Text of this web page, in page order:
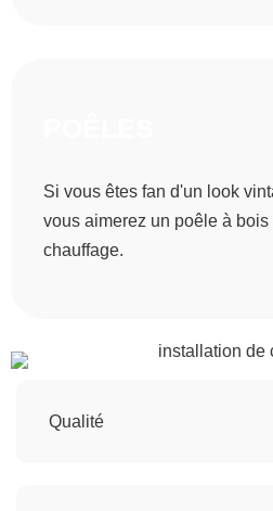
Si vous êtes fan d'un look
vous aimerez un poêle à
chauffage.
Qualité